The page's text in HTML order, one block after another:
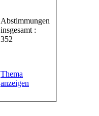
Abstimmungen
insgesamt :
352
Thema
anzeigen